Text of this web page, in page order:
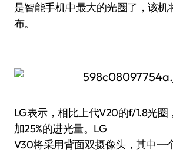
是智能手机中最大的光圈了，该机
布。
LG表示，相比上代V20的f/1.8光圈
加25%的进光量。LG
V30将采用背面双摄像头，其中一